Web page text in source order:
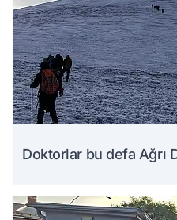
Doktorlar bu defa Ağrı